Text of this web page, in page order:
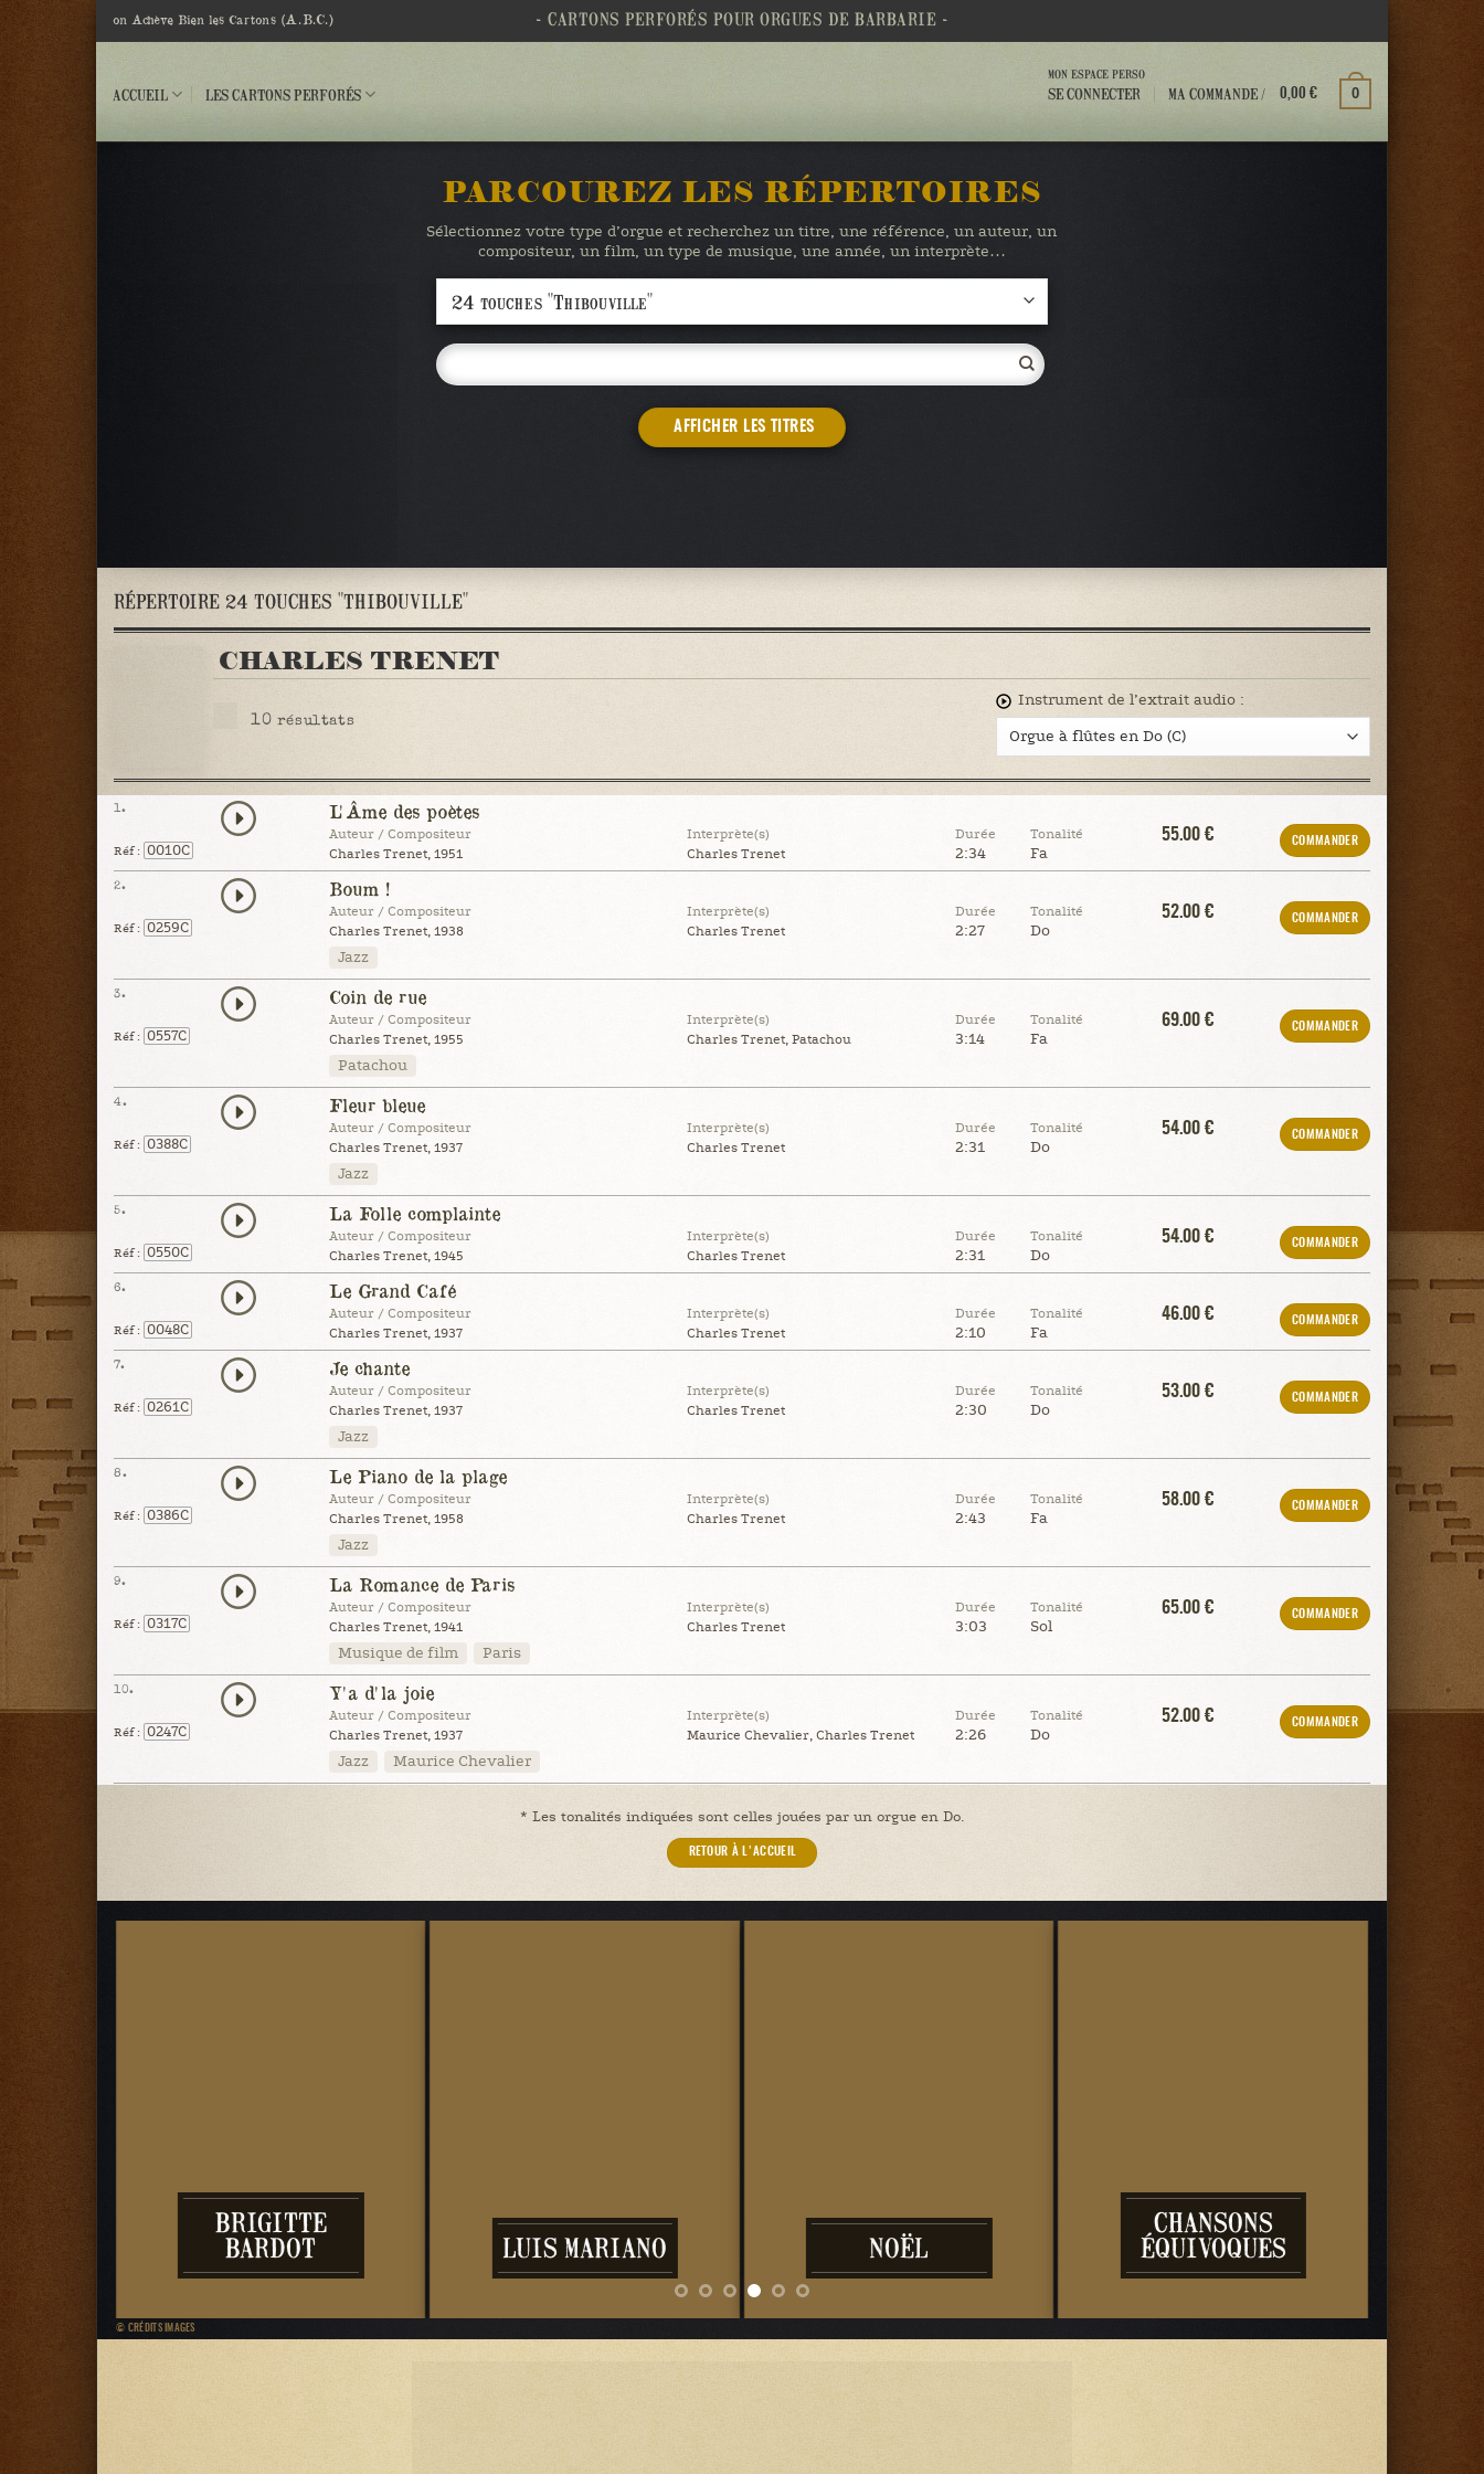
on Achève Bien les Cartons (A.B.C.) - CARTONS PERFORÉS POUR ORGUES DE BARBARIE -
ACCUEIL LES CARTONS PERFORÉS
MON ESPACE PERSO
SE CONNECTER MA COMMANDE / 0,00€ 0
PARCOUREZ LES RÉPERTOIRES
Sélectionnez votre type d’orgue et recherchez un titre, une référence, un auteur, un
compositeur, un film, un type de musique, une année, un interprète…
AFFICHER LES TITRES
RÉPERTOIRE 24 TOUCHES "THIBOUVILLE"
CHARLES TRENET
10 résultats
Instrument de l’extrait audio :
1.
Réf : 0010C
L'Âme des poètes
Auteur / Compositeur
Charles Trenet, 1951
Interprète(s)
Charles Trenet
Durée
2:34
Tonalité
Fa
55.00 € COMMANDER
2.
Réf : 0259C
Boum !
Auteur / Compositeur
Charles Trenet, 1938
Interprète(s)
Charles Trenet
Durée
2:27
Tonalité
Do
52.00 € COMMANDER
Jazz
3.
Réf : 0557C
Coin de rue
Auteur / Compositeur
Charles Trenet, 1955
Interprète(s)
Charles Trenet, Patachou
Durée
3:14
Tonalité
Fa
69.00 € COMMANDER
Patachou
4.
Réf : 0388C
Fleur bleue
Auteur / Compositeur
Charles Trenet, 1937
Interprète(s)
Charles Trenet
Durée
2:31
Tonalité
Do
54.00 € COMMANDER
Jazz
5.
Réf : 0550C
La Folle complainte
Auteur / Compositeur
Charles Trenet, 1945
Interprète(s)
Charles Trenet
Durée
2:31
Tonalité
Do
54.00 € COMMANDER
6.
Réf : 0048C
Le Grand Café
Auteur / Compositeur
Charles Trenet, 1937
Interprète(s)
Charles Trenet
Durée
2:10
Tonalité
Fa
46.00 € COMMANDER
7.
Réf : 0261C
Je chante
Auteur / Compositeur
Charles Trenet, 1937
Interprète(s)
Charles Trenet
Durée
2:30
Tonalité
Do
53.00 € COMMANDER
Jazz
8.
Réf : 0386C
Le Piano de la plage
Auteur / Compositeur
Charles Trenet, 1958
Interprète(s)
Charles Trenet
Durée
2:43
Tonalité
Fa
58.00 € COMMANDER
Jazz
9.
Réf : 0317C
La Romance de Paris
Auteur / Compositeur
Charles Trenet, 1941
Interprète(s)
Charles Trenet
Durée
3:03
Tonalité
Sol
65.00 € COMMANDER
Musique de film Paris
10.
Réf : 0247C
Y'a d'la joie
Auteur / Compositeur
Charles Trenet, 1937
Interprète(s)
Maurice Chevalier, Charles Trenet
Durée
2:26
Tonalité
Do
52.00 € COMMANDER
Jazz Maurice Chevalier
* Les tonalités indiquées sont celles jouées par un orgue en Do.
RETOUR À L'ACCUEIL
BRIGITTE
BARDOT LUIS MARIANO NOËL
CHANSONS
ÉQUIVOQUES
© CRÉDITS IMAGES